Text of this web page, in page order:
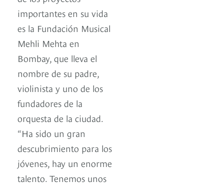
importantes en su vida
es la Fundación Musical
Mehli Mehta en
Bombay, que lleva el
nombre de su padre,
violinista y uno de los
fundadores de la
orquesta de la ciudad.
“Ha sido un gran
descubrimiento para los
jóvenes, hay un enorme
talento. Tenemos unos